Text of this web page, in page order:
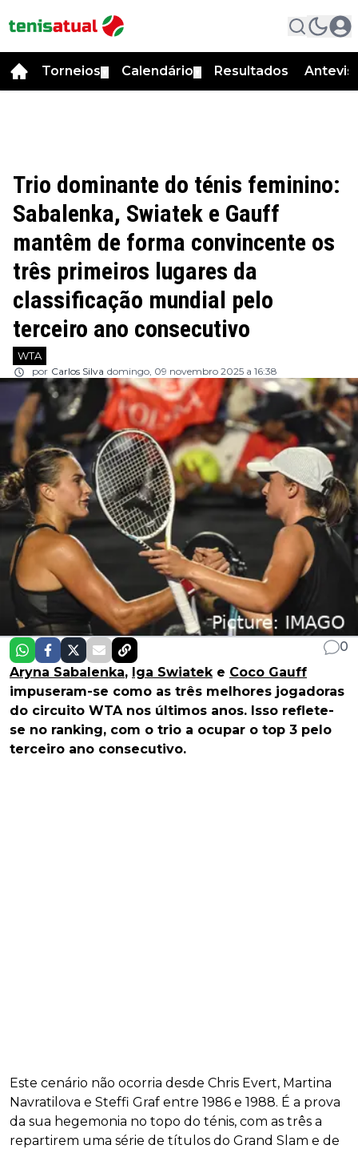
Torneios Calendário Resultados
Trio dominante do ténis feminino:
Sabalenka, Swiatek e Gauff
mantêm de forma convincente os
três primeiros lugares da
classificação mundial pelo
terceiro ano consecutivo
WTA
por Carlos Silva domingo, 09 novembro 2025 a 16:38
0
Aryna Sabalenka, Iga Swiatek e Coco Gauff
impuseram-se como as três melhores jogadoras
do circuito WTA nos últimos anos. Isso reflete-
se no ranking, com o trio a ocupar o top 3 pelo
terceiro ano consecutivo.
Este cenário não ocorria desde Chris Evert, Martina
Navratilova e Steffi Graf entre 1986 e 1988. É a prova
da sua hegemonia no topo do ténis, com as três a
repartirem uma série de títulos do Grand Slam e de